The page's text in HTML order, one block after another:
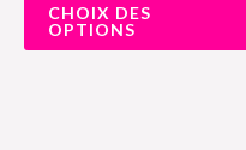
CHOIX DES
OPTIONS